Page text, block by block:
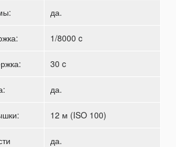
да.
1/8000 c
30 c
да.
12 м (ISO 100)
да.